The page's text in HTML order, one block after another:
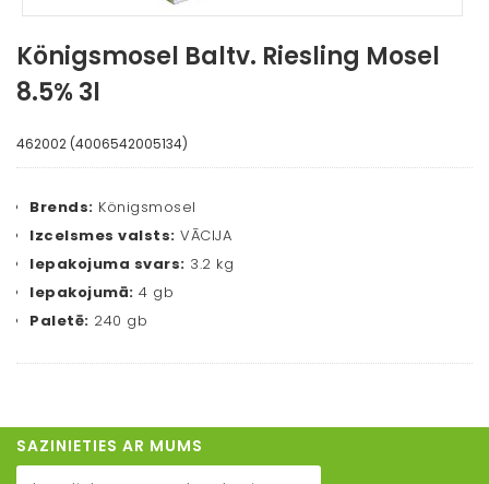
Königsmosel Baltv. Riesling Mosel
8.5% 3l
462002 (4006542005134)
Brends: Königsmosel
Izcelsmes valsts: VĀCIJA
Iepakojuma svars: 3.2 kg
Iepakojumā: 4 gb
Paletē: 240 gb
SAZINIETIES AR MUMS